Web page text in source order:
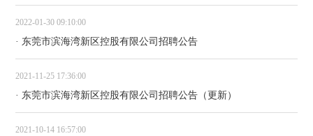
2022-01-30 09:10:00
· 东莞市滨海湾新区控股有限公司招聘公告
2021-11-25 17:36:00
· 东莞市滨海湾新区控股有限公司招聘公告（更新）
2021-10-14 16:57:00